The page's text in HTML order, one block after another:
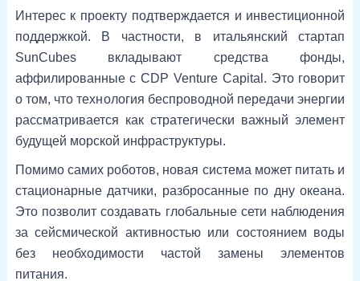
Интерес к проекту подтверждается и инвестиционной
поддержкой. В частности, в итальянский стартап
SunCubes вкладывают средства фонды,
аффилированные с CDP Venture Capital. Это говорит
о том, что технология беспроводной передачи энергии
рассматривается как стратегически важный элемент
будущей морской инфраструктуры.
Помимо самих роботов, новая система может питать и
стационарные датчики, разбросанные по дну океана.
Это позволит создавать глобальные сети наблюдения
за сейсмической активностью или состоянием воды
без необходимости частой замены элементов
питания.